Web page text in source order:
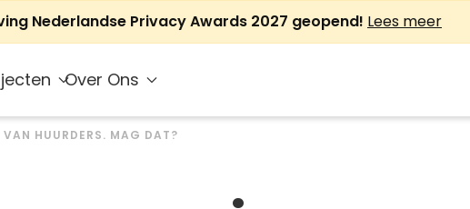
Nederlandse Privacy Awards 2027 geopend! Lees meer
Over Ons
HUURDERS. MAG DAT?